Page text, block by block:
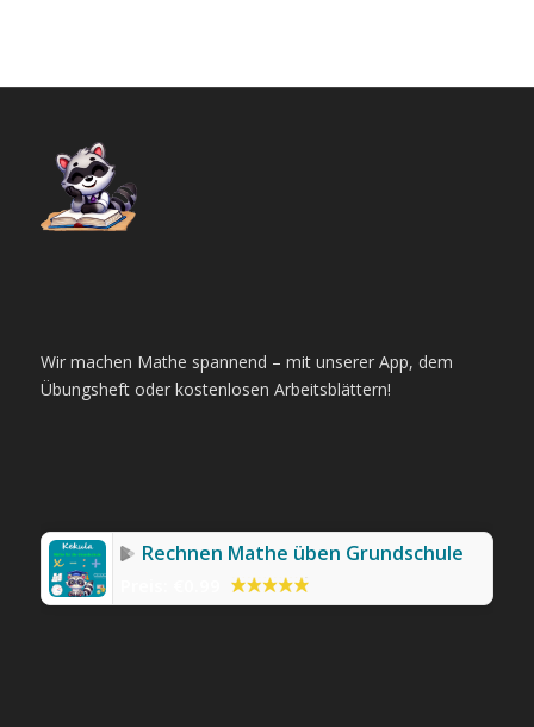
Wir machen Mathe spannend – mit unserer App, dem
Übungsheft oder kostenlosen Arbeitsblättern!
Rechnen Mathe üben Grundschule